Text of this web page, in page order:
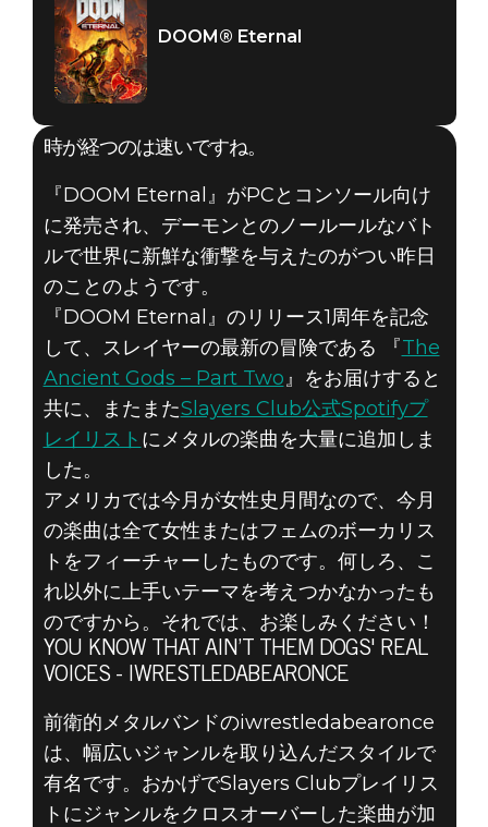
DOOM® Eternal
2021年3月25日
3月の
DOOMSPIRATION
プレイリスト
DOOM® Eternal
時が経つのは速いですね。
『DOOM Eternal』がPCとコンソール向け
に発売され、デーモンとのノールールなバト
ルで世界に新鮮な衝撃を与えたのがつい昨日
のことのようです。
『DOOM Eternal』のリリース1周年を記念
して、スレイヤーの最新の冒険である 『The
Ancient Gods – Part Two』をお届けすると
共に、またまたSlayers Club公式Spotifyプ
レイリスト にメタルの楽曲を大量に追加しま
した。
アメリカでは今月が女性史月間なので、今月
の楽曲は全て女性またはフェムのボーカリス
トをフィーチャーしたものです。何しろ、こ
れ以外に上手いテーマを考えつかなかったも
のですから。それでは、お楽しみください！
YOU KNOW THAT AIN’T THEM DOGS' REAL
VOICES - IWRESTLEDABEARONCE
前衛的メタルバンドのiwrestledabearonce
は、幅広いジャンルを取り込んだスタイルで
有名です。おかげでSlayers Clubプレイリス
トにジャンルをクロスオーバーした楽曲が加